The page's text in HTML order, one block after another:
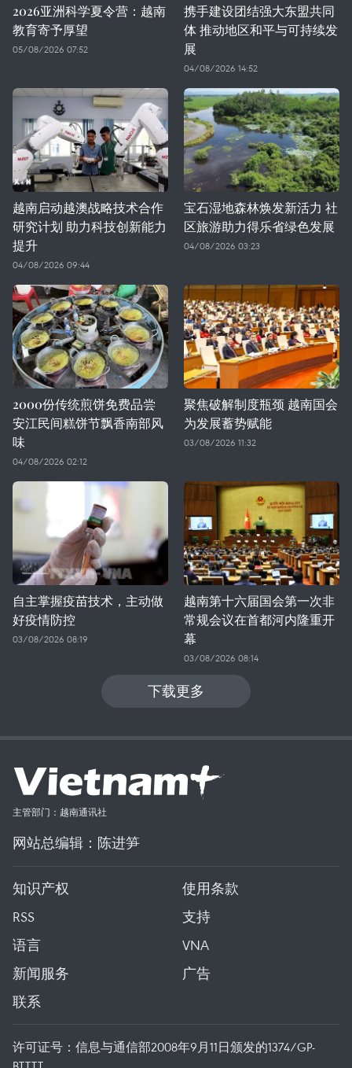
2026亚洲科学夏令营：越南
教育寄予厚望
05/08/2026 07:52
携手建设团结强大东盟共同
体 推动地区和平与可持续发
展
04/08/2026 14:52
越南启动越澳战略技术合作
研究计划 助力科技创新能力
提升
04/08/2026 09:44
宝石湿地森林焕发新活力 社
区旅游助力得乐省绿色发展
04/08/2026 03:23
2000份传统煎饼免费品尝
安江民间糕饼节飘香南部风
味
04/08/2026 02:12
聚焦破解制度瓶颈 越南国会
为发展蓄势赋能
03/08/2026 11:32
自主掌握疫苗技术，主动做
好疫情防控
03/08/2026 08:19
越南第十六届国会第一次非
常规会议在首都河内隆重开
幕
03/08/2026 08:14
下载更多
主管部门：越南通讯社
网站总编辑：陈进笋
知识产权
使用条款
RSS
支持
语言
VNA
新闻服务
广告
联系
许可证号：信息与通信部2008年9月11日颁发的1374/GP-